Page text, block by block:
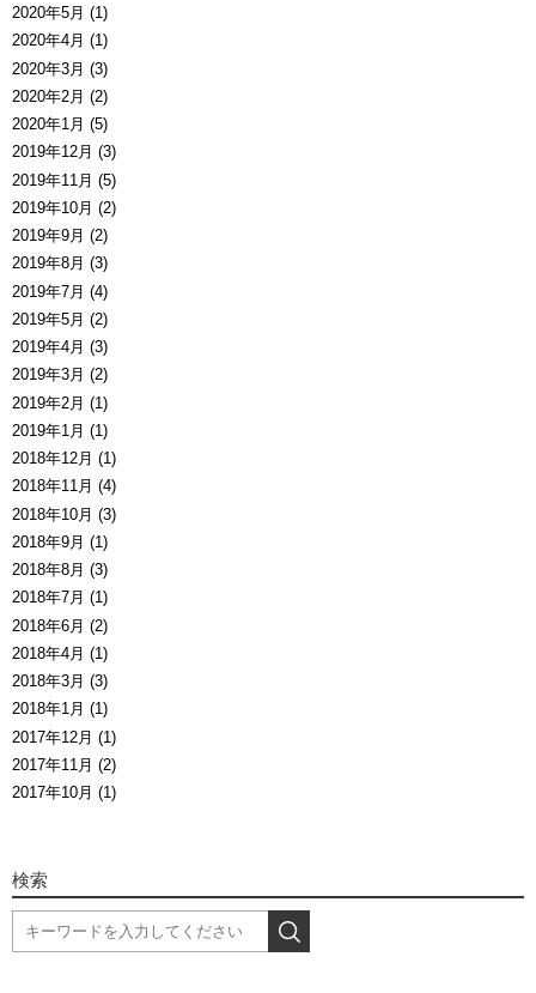
2020年5月 (1)
2020年4月 (1)
2020年3月 (3)
2020年2月 (2)
2020年1月 (5)
2019年12月 (3)
2019年11月 (5)
2019年10月 (2)
2019年9月 (2)
2019年8月 (3)
2019年7月 (4)
2019年5月 (2)
2019年4月 (3)
2019年3月 (2)
2019年2月 (1)
2019年1月 (1)
2018年12月 (1)
2018年11月 (4)
2018年10月 (3)
2018年9月 (1)
2018年8月 (3)
2018年7月 (1)
2018年6月 (2)
2018年4月 (1)
2018年3月 (3)
2018年1月 (1)
2017年12月 (1)
2017年11月 (2)
2017年10月 (1)
検索